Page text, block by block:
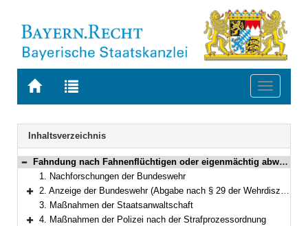
Zur
BAYERN.RECHT
Zur
letzten
Suche
Toggle
Navigation
Inhaltsverzeichnis
Bereich reduzieren
Fahndung nach Fahnenflüchtigen oder eigenmächtig abwesenden Soldaten der Bundeswehr
1. Nachforschungen der Bundeswehr
Bereich erweitern
2. Anzeige der Bundeswehr (Abgabe nach § 29 der Wehrdisziplinarordnung)
3. Maßnahmen der Staatsanwaltschaft
4. Maßnahmen der Polizei nach der Strafprozessordnung